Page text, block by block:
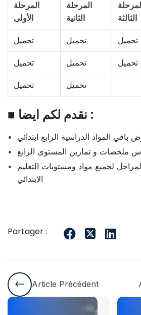
المرحلة
الأولى
المرحلة
الثانية
الثالثة
تحميل تحميل تحميل
تحميل تحميل تحميل
تحميل تحميل
■ نقدم لكم ايضا :
باقي المواد الدراسية الرابع ابتدائي
ملخصات و تمارين المستوى الرابع
لجميع مواد ومستويات التعليم
الابتدائي
Partager :
Article Précédent